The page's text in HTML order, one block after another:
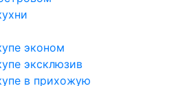
эконом
эксклюзив
в прихожую